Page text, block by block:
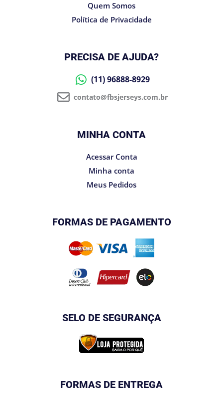
Quem Somos
Política de Privacidade
PRECISA DE AJUDA?
(11) 96888-8929
contato@fbsjerseys.com.br
MINHA CONTA
Acessar Conta
Minha conta
Meus Pedidos
FORMAS DE PAGAMENTO
SELO DE SEGURANÇA
FORMAS DE ENTREGA